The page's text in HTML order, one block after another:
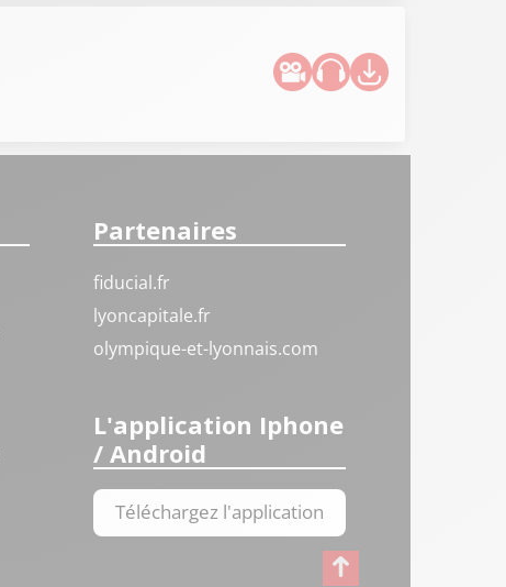
Partenaires
fiducial.fr
lyoncapitale.fr
olympique-et-lyonnais.com
L'application Iphone
/ Android
Téléchargez l'application